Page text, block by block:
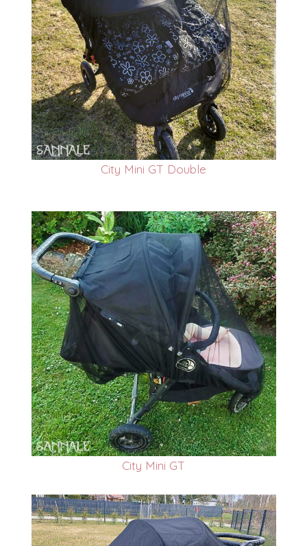
City Mini GT Double
City Mini GT